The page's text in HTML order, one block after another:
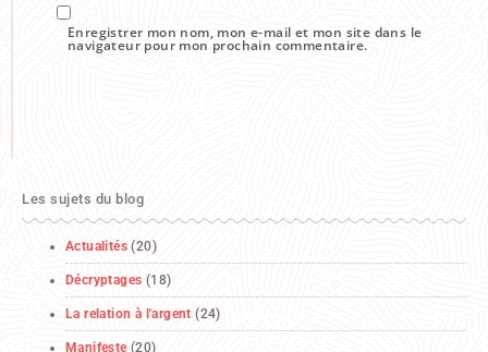
Enregistrer mon nom, mon e-mail et mon site dans le
navigateur pour mon prochain commentaire.
Les sujets du blog
Actualités (20)
Décryptages (18)
La relation à l'argent (24)
Manifeste(20)